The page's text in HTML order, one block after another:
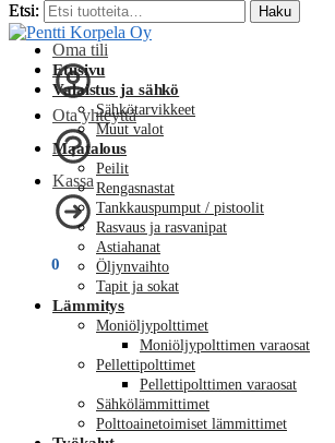
Etsi: Haku
Oma tili
Ota yhteyttä
Kassa
0
Etsi: Haku
Etusivu
Valaistus ja sähkö
Sähkötarvikkeet
Muut valot
Maatalous
Peilit
Rengasnastat
Tankkauspumput / pistoolit
Rasvaus ja rasvanipat
Astiahanat
Öljynvaihto
Tapit ja sokat
Lämmitys
Moniöljypolttimet
Moniöljypolttimen varaosat
Pellettipolttimet
Pellettipolttimen varaosat
Sähkölämmittimet
Polttoainetoimiset lämmittimet